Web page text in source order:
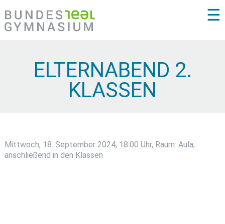
☰
ELTERNABEND 2.
KLASSEN
Mittwoch, 18. September 2024, 18:00 Uhr, Raum: Aula,
anschließend in den Klassen